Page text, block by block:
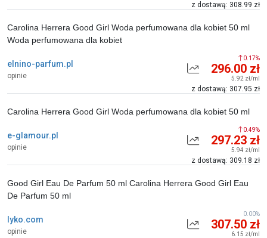
z dostawą: 308.99 zł
elnino-parfum.pl
opinie
Carolina Herrera Good Girl Woda perfumowana dla kobiet 50 ml
Woda perfumowana dla kobiet
296.00 zł
5.92 zł/ml
z dostawą: 307.95 zł
0.17%
e-glamour.pl
opinie
Carolina Herrera Good Girl Woda perfumowana dla kobiet 50 ml
297.23 zł
5.94 zł/ml
z dostawą: 309.18 zł
0.49%
lyko.com
opinie
Good Girl Eau De Parfum 50 ml Carolina Herrera Good Girl Eau
De Parfum 50 ml
307.50 zł
6.15 zł/ml
0.00%